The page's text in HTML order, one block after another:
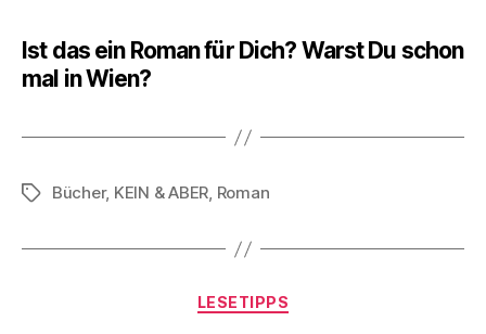
Ist das ein Roman für Dich? Warst Du schon
mal in Wien?
Schlagwörter
Bücher, KEIN & ABER, Roman
Kategorien
LESETIPPS